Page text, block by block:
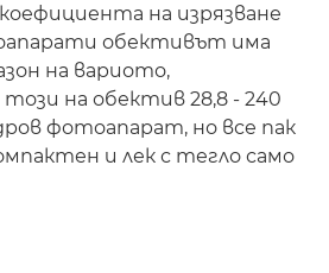
на изрязване
обективът има
на вариото,
на обектив 28,8 - 240
фотоапарат, но все пак
и лек с тегло само